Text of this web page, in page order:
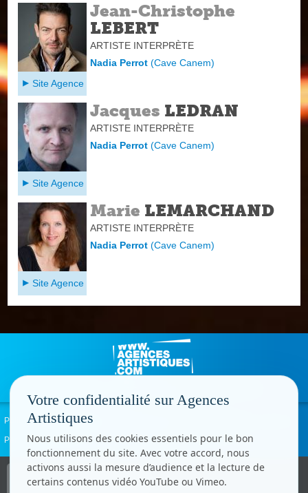
Jean-Christophe
LEBERT
ARTISTE INTERPRÈTE
Nadia Perrot(Cave Canem)
Site Agence
Jacques LEDRAN
ARTISTE INTERPRÈTE
Nadia Perrot(Cave Canem)
Site Agence
Marie LEMARCHAND
ARTISTE INTERPRÈTE
Nadia Perrot(Cave Canem)
Site Agence
Politique de confidentialité
Paramètres cookies
Copyright © CC.Comunication
Tous droits réservés
Votre confidentialité sur Agences
Artistiques
Nous utilisons des cookies essentiels pour le bon
fonctionnement du site. Avec votre accord, nous
activons aussi la mesure d’audience et la lecture de
certains contenus vidéo YouTube ou Vimeo.